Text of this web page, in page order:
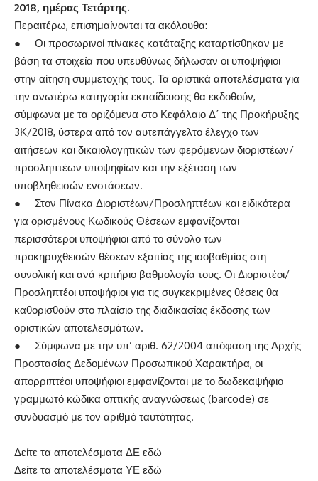
2018, ημέρας Τετάρτης.
Περαιτέρω, επισημαίνονται τα ακόλουθα:
● Οι προσωρινοί πίνακες κατάταξης καταρτίσθηκαν με
βάση τα στοιχεία που υπευθύνως δήλωσαν οι υποψήφιοι
στην αίτηση συμμετοχής τους. Τα οριστικά αποτελέσματα για
την ανωτέρω κατηγορία εκπαίδευσης θα εκδοθούν,
σύμφωνα με τα οριζόμενα στο Κεφάλαιο Δ΄ της Προκήρυξης
3Κ/2018, ύστερα από τον αυτεπάγγελτο έλεγχο των
αιτήσεων και δικαιολογητικών των φερόμενων διοριστέων/
προσληπτέων υποψηφίων και την εξέταση των
υποβληθεισών ενστάσεων.
● Στον Πίνακα Διοριστέων/Προσληπτέων και ειδικότερα
για ορισμένους Κωδικούς Θέσεων εμφανίζονται
περισσότεροι υποψήφιοι από το σύνολο των
προκηρυχθεισών θέσεων εξαιτίας της ισοβαθμίας στη
συνολική και ανά κριτήριο βαθμολογία τους. Οι Διοριστέοι/
Προσληπτέοι υποψήφιοι για τις συγκεκριμένες θέσεις θα
καθορισθούν στο πλαίσιο της διαδικασίας έκδοσης των
οριστικών αποτελεσμάτων.
● Σύμφωνα με την υπ’ αριθ. 62/2004 απόφαση της Αρχής
Προστασίας Δεδομένων Προσωπικού Χαρακτήρα, οι
απορριπτέοι υποψήφιοι εμφανίζονται με το δωδεκαψήφιο
γραμμωτό κώδικα οπτικής αναγνώσεως (barcode) σε
συνδυασμό με τον αριθμό ταυτότητας.
Δείτε τα αποτελέσματα ΔΕ εδώ
Δείτε τα αποτελέσματα ΥΕ εδώ